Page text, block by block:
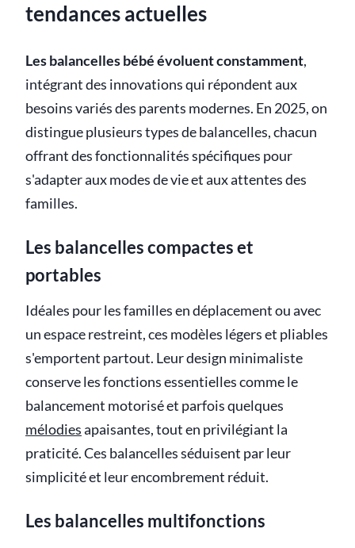
tendances actuelles
Les balancelles bébé évoluent constamment,
intégrant des innovations qui répondent aux
besoins variés des parents modernes. En 2025, on
distingue plusieurs types de balancelles, chacun
offrant des fonctionnalités spécifiques pour
s'adapter aux modes de vie et aux attentes des
familles.
Les balancelles compactes et
portables
Idéales pour les familles en déplacement ou avec
un espace restreint, ces modèles légers et pliables
s'emportent partout. Leur design minimaliste
conserve les fonctions essentielles comme le
balancement motorisé et parfois quelques
mélodiesapaisantes, tout en privilégiant la
praticité. Ces balancelles séduisent par leur
simplicité et leur encombrement réduit.
Les balancelles multifonctions